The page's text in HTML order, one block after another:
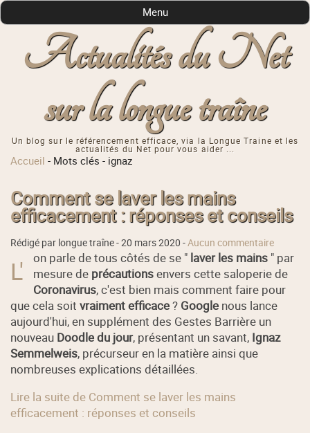
Actualités du Net
sur la longue traîne
Un blog sur le référencement efficace, via la Longue Traine et les
actualités du Net pour vous aider ...
Menu
Accueil - Mots clés - ignaz
Comment se laver les mains
efficacement : réponses et conseils
Rédigé par longue traîne -20 mars 2020 -Aucun commentaire
L' on parle de tous côtés de se " laver les mains " par
mesure de précautionsenvers cette saloperie de
Coronavirus, c'est bien mais comment faire pour
que cela soitvraiment efficace? Google nous lance
aujourd'hui, en supplément des Gestes Barrière un
nouveau Doodle du jour, présentant un savant, Ignaz
Semmelweis, précurseur en la matière ainsi que
nombreuses explications détaillées.
Lire la suite de Comment se laver les mains
efficacement : réponses et conseils